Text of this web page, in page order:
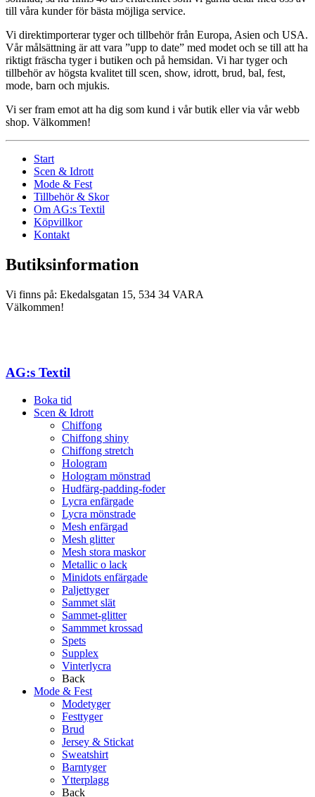
till våra kunder för bästa möjliga service.
Vi direktimporterar tyger och tillbehör från Europa, Asien och USA.
Vår målsättning är att vara ”upp to date” med modet och se till att ha
riktigt fräscha tyger i butiken och på hemsidan. Vi har tyger och
tillbehör av högsta kvalitet till scen, show, idrott, brud, bal, fest,
mode, barn och mjukis.
Vi ser fram emot att ha dig som kund i vår butik eller via vår webb
shop. Välkommen!
Start
Scen & Idrott
Mode & Fest
Tillbehör & Skor
Om AG:s Textil
Köpvillkor
Kontakt
Butiksinformation
Vi finns på: Ekedalsgatan 15, 534 34 VARA
Välkommen!
AG:s Textil
Boka tid
Scen & Idrott
Chiffong
Chiffong shiny
Chiffong stretch
Hologram
Hologram mönstrad
Hudfärg-padding-foder
Lycra enfärgade
Lycra mönstrade
Mesh enfärgad
Mesh glitter
Mesh stora maskor
Metallic o lack
Minidots enfärgade
Paljettyger
Sammet slät
Sammet-glitter
Sammmet krossad
Spets
Supplex
Vinterlycra
Back
Mode & Fest
Modetyger
Festtyger
Brud
Jersey & Stickat
Sweatshirt
Barntyger
Ytterplagg
Back